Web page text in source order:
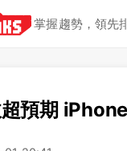
掌握趨勢，領先
預期